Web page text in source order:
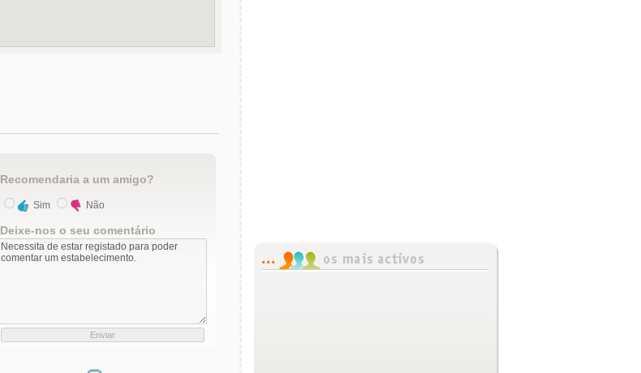
Recomendaria a um amigo?
Sim Não
Deixe-nos o seu comentário